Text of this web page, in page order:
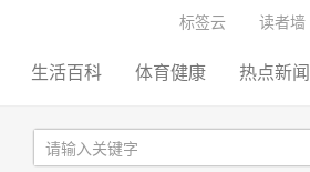
标签云 读者墙
生活百科 体育健康 热点新闻